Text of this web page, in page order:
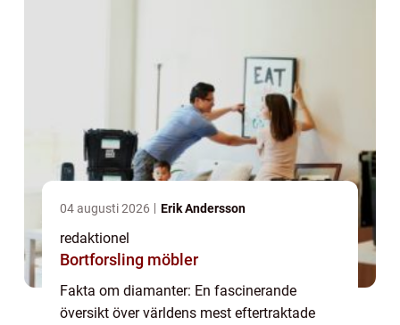
04 augusti 2026 Erik Andersson
redaktionel
Bortforsling möbler
Fakta om diamanter: En fascinerande
översikt över världens mest eftertraktade